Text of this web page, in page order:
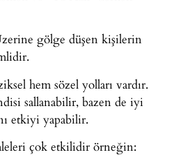
gölge düşen kişilerin
hem sözel yolları vardır.
sallanabilir, bazen de iyi
etkiyi yapabilir.
çok etkilidir örneğin: